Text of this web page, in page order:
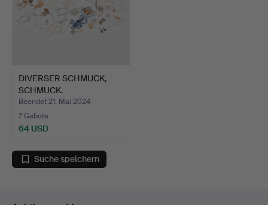
DIVERSER SCHMUCK,
SCHMUCK.
Beendet 21. Mai 2024
7 Gebote
64 USD
Suche speichern